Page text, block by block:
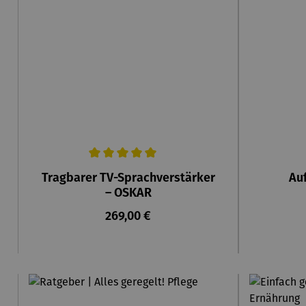
Durchschnittliche Bewertung von 5 von 5 Sternen
Tragbarer TV-Sprachverstärker
– OSKAR
Regulärer Preis:
269,00 €